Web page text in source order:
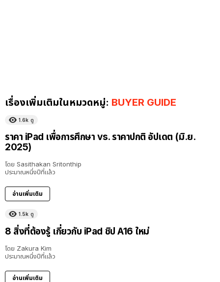
เรื่องเพิ่มเติมในหมวดหมู่: BUYER GUIDE
1.6k ดู
ราคา iPad เพื่อการศึกษา vs. ราคาปกติ อัปเดต (มิ.ย.
2025)
โดย Sasithakan Sritonthip
ประมาณหนึ่งปีที่แล้ว
อ่านเพิ่มเติม
1.5k ดู
8 สิ่งที่ต้องรู้ เกี่ยวกับ iPad ชิป A16 ใหม่
โดย Zakura Kim
ประมาณหนึ่งปีที่แล้ว
อ่านเพิ่มเติม